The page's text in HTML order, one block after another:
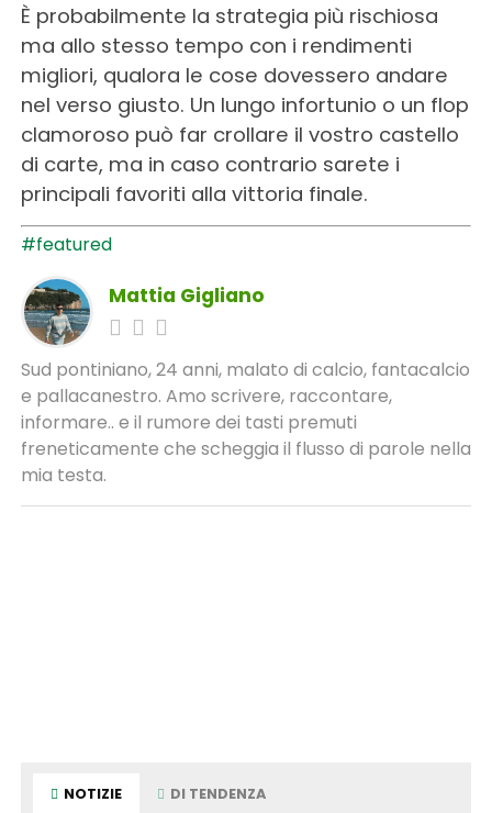
È probabilmente la strategia più rischiosa
ma allo stesso tempo con i rendimenti
migliori, qualora le cose dovessero andare
nel verso giusto. Un lungo infortunio o un flop
clamoroso può far crollare il vostro castello
di carte, ma in caso contrario sarete i
principali favoriti alla vittoria finale.
#featured
Mattia Gigliano
Sud pontiniano, 24 anni, malato di calcio, fantacalcio
e pallacanestro. Amo scrivere, raccontare,
informare.. e il rumore dei tasti premuti
freneticamente che scheggia il flusso di parole nella
mia testa.
NOTIZIE DI TENDENZA